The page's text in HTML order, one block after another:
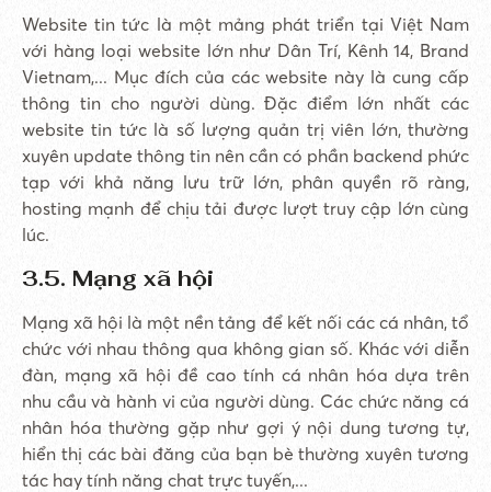
Website tin tức là một mảng phát triển tại Việt Nam
với hàng loại website lớn như Dân Trí, Kênh 14, Brand
Vietnam,... Mục đích của các website này là cung cấp
thông tin cho người dùng. Đặc điểm lớn nhất các
website tin tức là số lượng quản trị viên lớn, thường
xuyên update thông tin nên cần có phần backend phức
tạp với khả năng lưu trữ lớn, phân quyền rõ ràng,
hosting mạnh để chịu tải được lượt truy cập lớn cùng
lúc.
3.5. Mạng xã hội
Mạng xã hội là một nền tảng để kết nối các cá nhân, tổ
chức với nhau thông qua không gian số. Khác với diễn
đàn, mạng xã hội đề cao tính cá nhân hóa dựa trên
nhu cầu và hành vi của người dùng. Các chức năng cá
nhân hóa thường gặp như gợi ý nội dung tương tự,
hiển thị các bài đăng của bạn bè thường xuyên tương
tác hay tính năng chat trực tuyến,...